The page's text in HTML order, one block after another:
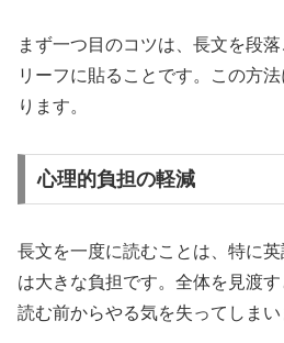
まず一つ目のコツは、長文を段
リーフに貼ることです。この方
ります。
心理的負担の軽減
長文を一度に読むことは、特に
は大きな負担です。全体を見渡
読む前からやる気を失ってしまい